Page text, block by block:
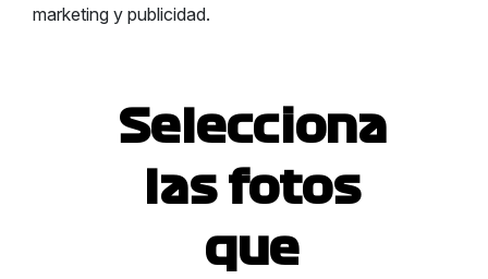
marketing y publicidad.
Selecciona
las fotos
que